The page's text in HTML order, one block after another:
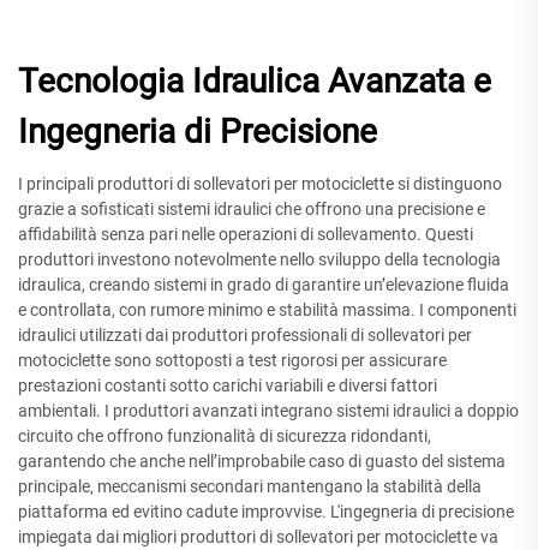
Tecnologia Idraulica Avanzata e
Ingegneria di Precisione
I principali produttori di sollevatori per motociclette si distinguono
grazie a sofisticati sistemi idraulici che offrono una precisione e
affidabilità senza pari nelle operazioni di sollevamento. Questi
produttori investono notevolmente nello sviluppo della tecnologia
idraulica, creando sistemi in grado di garantire un’elevazione fluida
e controllata, con rumore minimo e stabilità massima. I componenti
idraulici utilizzati dai produttori professionali di sollevatori per
motociclette sono sottoposti a test rigorosi per assicurare
prestazioni costanti sotto carichi variabili e diversi fattori
ambientali. I produttori avanzati integrano sistemi idraulici a doppio
circuito che offrono funzionalità di sicurezza ridondanti,
garantendo che anche nell’improbabile caso di guasto del sistema
principale, meccanismi secondari mantengano la stabilità della
piattaforma ed evitino cadute improvvise. L'ingegneria di precisione
impiegata dai migliori produttori di sollevatori per motociclette va